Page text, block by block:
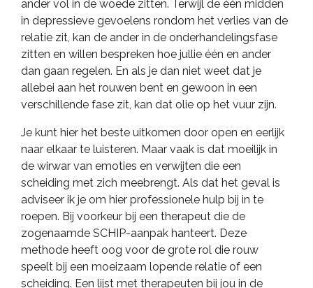
ander vol in de woede zitten. Terwijl de één midden
in depressieve gevoelens rondom het verlies van de
relatie zit, kan de ander in de onderhandelingsfase
zitten en willen bespreken hoe jullie één en ander
dan gaan regelen. En als je dan niet weet dat je
allebei aan het rouwen bent en gewoon in een
verschillende fase zit, kan dat olie op het vuur zijn.
Je kunt hier het beste uitkomen door open en eerlijk
naar elkaar te luisteren. Maar vaak is dat moeilijk in
de wirwar van emoties en verwijten die een
scheiding met zich meebrengt. Als dat het geval is
adviseer ik je om hier professionele hulp bij in te
roepen. Bij voorkeur bij een therapeut die de
zogenaamde SCHIP-aanpak hanteert. Deze
methode heeft oog voor de grote rol die rouw
speelt bij een moeizaam lopende relatie of een
scheiding. Een lijst met therapeuten bij jou in de